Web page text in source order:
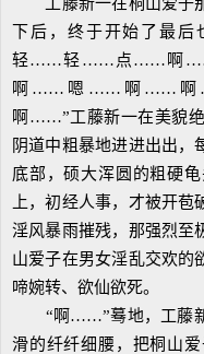
下后，终于开始了最
轻……轻……点……啊
啊……嗯……啊……
啊……”工藤新一在美貌
阴道中粗暴地进进出出，
底部，硕大浑圆的粗硬
上，初经人事，才被开
淫风暴雨摧残，那强烈至
山爱子在男女淫乱交欢的
啼婉转、欲仙欲死。
“啊……”蓦地，工藤新
滑的纤纤细腰，把桐山